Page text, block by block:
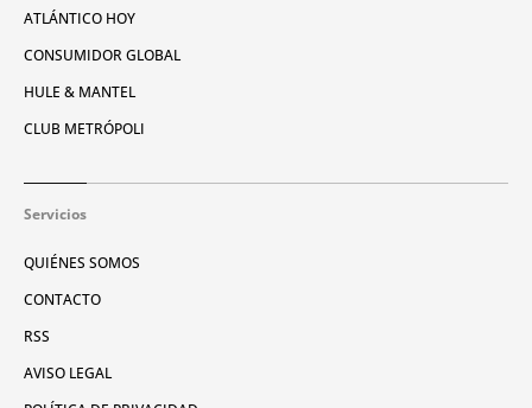
ATLÁNTICO HOY
CONSUMIDOR GLOBAL
HULE & MANTEL
CLUB METRÓPOLI
Servicios
QUIÉNES SOMOS
CONTACTO
RSS
AVISO LEGAL